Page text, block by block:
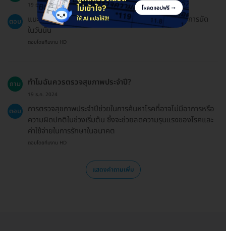
19 ธ.ค. 2024
ตอบ
แนะนำให้ติดต่อคลินิกหรือโรงพยาบาลโดยตรงหากต้องการนัด
ในวันนั้น
ตอบโดยทีมงาน HD
ถาม ทำไมฉันควรตรวจสุขภาพประจำปี?
19 ธ.ค. 2024
ตอบ
การตรวจสุขภาพประจำปีช่วยในการค้นหาโรคที่อาจไม่มีอาการหรือ
ความผิดปกติในช่วงเริ่มต้น ซึ่งจะช่วยลดความรุนแรงของโรคและ
ค่าใช้จ่ายในการรักษาในอนาคต
ตอบโดยทีมงาน HD
แสดงคำถามเพิ่ม